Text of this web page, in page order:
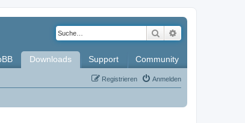
Suche
Downloads Support Community
Anmelden
Registrieren